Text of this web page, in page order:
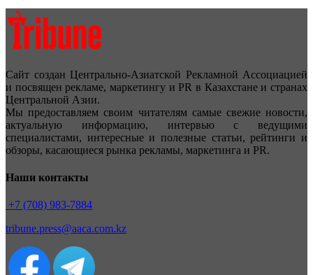
Сайт создан Центрально-Азиатской Рекламной Ассоциацией
и посвящен рекламе, маркетингу и PR в Казахстане и странах
Центральной Азии.
Мы предоставляем своим читателям самые свежие новости,
актуальную информацию, интервью с ведущими
специалистами, интересные и полезные статьи, рейтинги и
обзоры, касающиеся рынка рекламы, маркетинга и PR.
Наши контакты
+7 (708) 983-7884
tribune.press@aaca.com.kz